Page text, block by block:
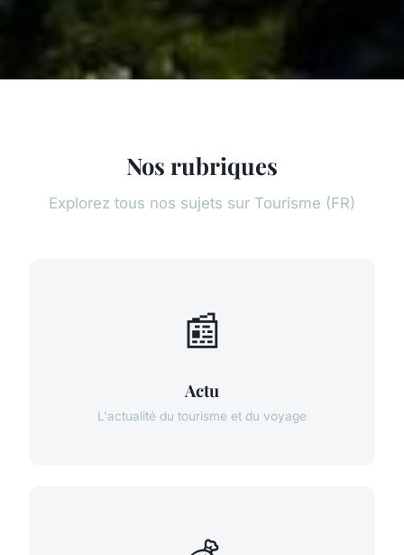
Nos rubriques
Explorez tous nos sujets sur Tourisme (FR)
📰
Actu
L'actualité du tourisme et du voyage